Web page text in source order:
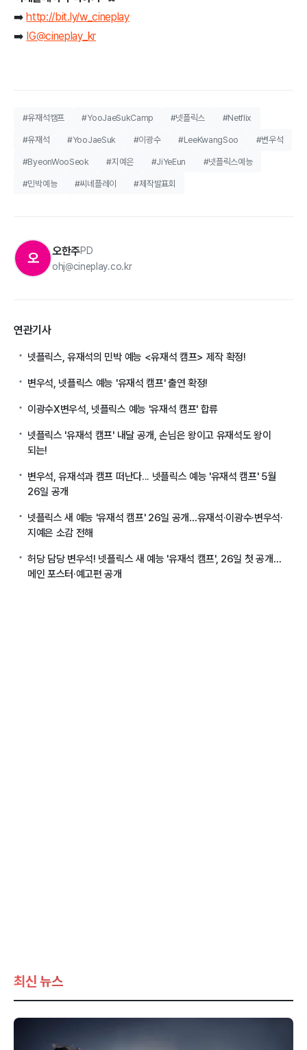
➡️http://bit.ly/w_cineplay
➡️ IG@cineplay_kr
#유재석캠프 #YooJaeSukCamp #넷플릭스 #Netflix
#유재석 #YooJaeSuk #이광수 #LeeKwangSoo #변우석
#ByeonWooSeok #지예은 #JiYeEun #넷플릭스예능
#민박예능 #씨네플레이 #제작발표회
오 오한주PD
ohj@cineplay.co.kr
연관기사
넷플릭스, 유재석의 민박 예능 <유재석 캠프>​ 제작 확정!
변우석, 넷플릭스 예능 '유재석 캠프' 출연 확정!
이광수X변우석, 넷플릭스 예능 '유재석 캠프' 합류
넷플릭스 '유재석 캠프' 내달 공개, 손님은 왕이고 유재석도 왕이
되는!
변우석, 유재석과 캠프 떠난다... 넷플릭스 예능 '유재석 캠프' 5월
26일 공개
넷플릭스 새 예능 '유재석 캠프' 26일 공개…유재석·이광수·변우석·
지예은 소감 전해
허당 담당 변우석! 넷플릭스 새 예능 '유재석 캠프', 26일 첫 공개…
메인 포스터·예고편 공개
최신 뉴스